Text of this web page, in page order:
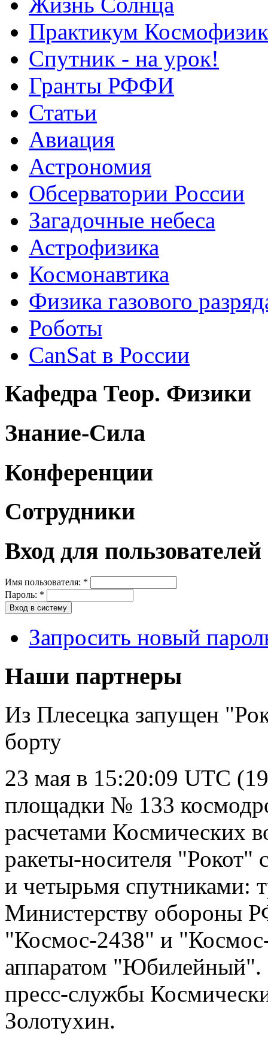
Практикум
Спутник - на урок!
Гранты РФФИ
Статьи
Авиация
Астрономия
Обсерватории России
Загадочные небеса
Астрофизика
Космонавтика
Физика газового
Роботы
CanSat в России
Кафедра Теор. Физики
Знание-Сила
Конференции
Сотрудники
Вход для пользователей
Имя пользователя: *
Пароль: *
Запросить новый
Наши партнеры
Из Плесецка запущен
борту
23 мая в 15:20:09 UTC
площадки № 133
расчетами Космических
ракеты-носителя
и четырьмя спутниками:
Министерству обороны
"Космос-2438" и
аппаратом "Юбилейный".
пресс-службы
Золотухин.